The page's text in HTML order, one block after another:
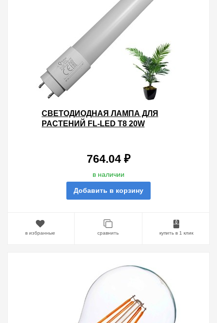
СВЕТОДИОДНАЯ ЛАМПА ДЛЯ
РАСТЕНИЙ FL-LED T8 20W
764.04 ₽
в наличии
Добавить в корзину
в избранные сравнить купить в 1 клик